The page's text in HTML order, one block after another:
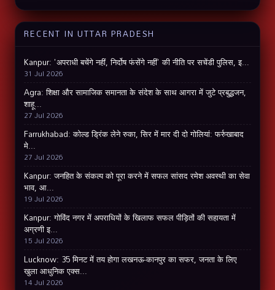
RECENT IN UTTAR PRADESH
Kanpur: 'अपराधी बचेंगे नहीं, निर्दोष फंसेंगे नहीं' की नीति पर सचेंडी पुलिस, इ...
31 Jul 2026
Agra: शिक्षा और सामाजिक समानता के संदेश के साथ आगरा में जुटे प्रबुद्धजन,
शाहू...
27 Jul 2026
Farrukhabad: कोल्ड ड्रिंक लेने रुका, सिर में मार दी दो गोलियां: फर्रुखाबाद
मे...
27 Jul 2026
Kanpur: जनहित के संकल्प को पूरा करने में सफल सांसद रमेश अवस्थी का सेवा
भाव, आ...
19 Jul 2026
Kanpur: गोविंद नगर में अपराधियों के खिलाफ सफल पीड़ितों की सहायता में
अग्रणी इ...
15 Jul 2026
Lucknow: 35 मिनट में तय होगा लखनऊ-कानपुर का सफर, जनता के लिए
खुला आधुनिक एक्स...
14 Jul 2026